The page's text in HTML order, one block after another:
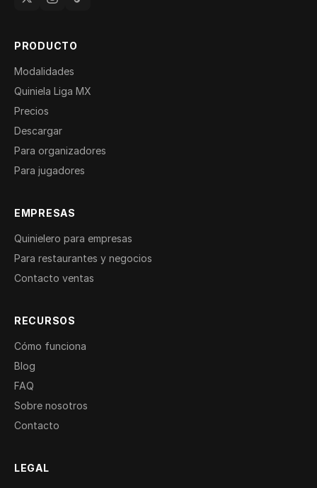
PRODUCTO
Modalidades
Quiniela Liga MX
Precios
Descargar
Para organizadores
Para jugadores
EMPRESAS
Quinielero para empresas
Para restaurantes y negocios
Contacto ventas
RECURSOS
Cómo funciona
Blog
FAQ
Sobre nosotros
Contacto
LEGAL